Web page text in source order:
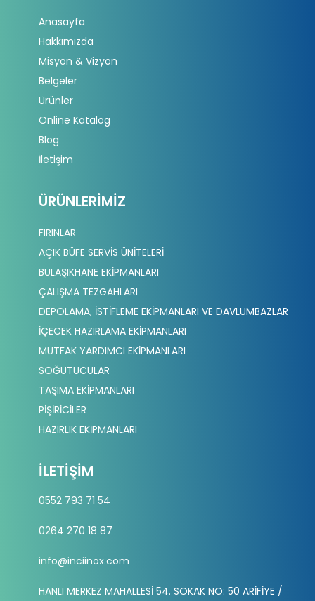
Anasayfa
Hakkımızda
Misyon & Vizyon
Belgeler
Ürünler
Online Katalog
Blog
İletişim
ÜRÜNLERIMIZ
FIRINLAR
AÇIK BÜFE SERVİS ÜNİTELERİ
BULAŞIKHANE EKİPMANLARI
ÇALIŞMA TEZGAHLARI
DEPOLAMA, İSTİFLEME EKİPMANLARI VE DAVLUMBAZLAR
İÇECEK HAZIRLAMA EKİPMANLARI
MUTFAK YARDIMCI EKİPMANLARI
SOĞUTUCULAR
TAŞIMA EKİPMANLARI
PİŞİRİCİLER
HAZIRLIK EKİPMANLARI
İLETIŞIM
0552 793 71 54
0264 270 18 87
info@inciinox.com
HANLI MERKEZ MAHALLESİ 54. SOKAK NO: 50 ARİFİYE /